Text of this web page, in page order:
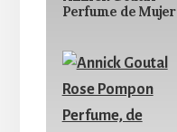
Perfume de Mujer